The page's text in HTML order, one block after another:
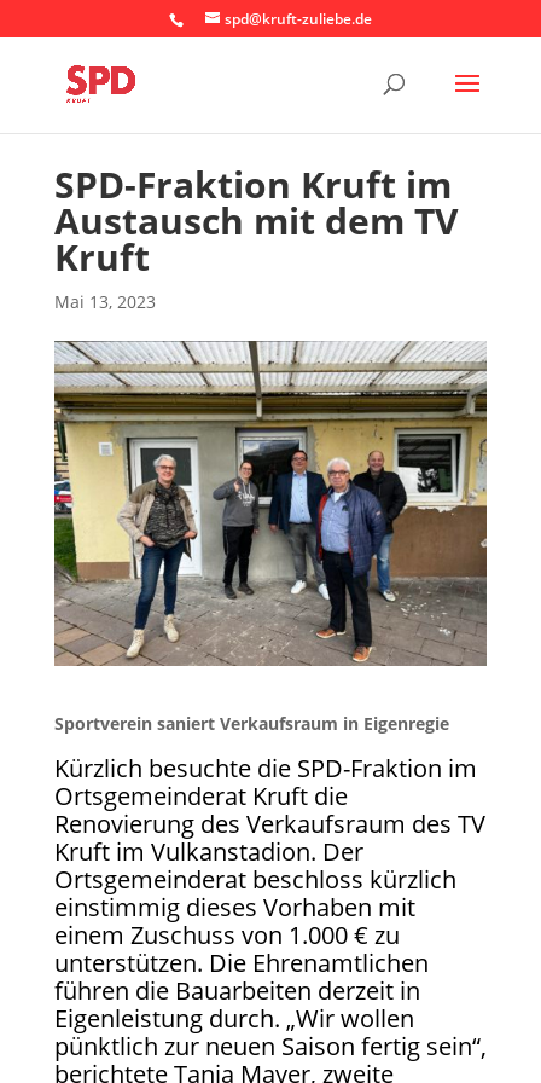
spd@kruft-zuliebe.de
SPD-Fraktion Kruft im
Austausch mit dem TV
Kruft
Mai 13, 2023
Sportverein saniert Verkaufsraum in Eigenregie
Kürzlich besuchte die SPD-Fraktion im
Ortsgemeinderat Kruft die
Renovierung des Verkaufsraum des TV
Kruft im Vulkanstadion. Der
Ortsgemeinderat beschloss kürzlich
einstimmig dieses Vorhaben mit
einem Zuschuss von 1.000 € zu
unterstützen. Die Ehrenamtlichen
führen die Bauarbeiten derzeit in
Eigenleistung durch. „Wir wollen
pünktlich zur neuen Saison fertig sein“,
berichtete Tanja Mayer, zweite